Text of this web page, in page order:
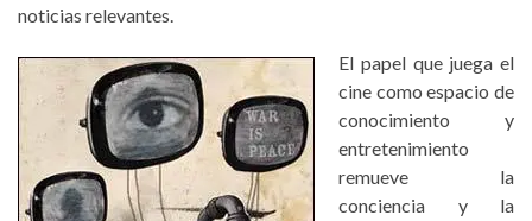
noticias relevantes.
El papel que juega el
cine como espacio de
conocimiento y
entretenimiento
remueve la
conciencia y la